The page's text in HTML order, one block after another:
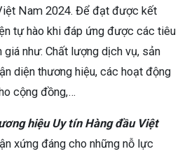
Nam 2024. Để đạt được kết
tự hào khi đáp ứng được các tiêu
giá như: Chất lượng dịch vụ, sản
diện thương hiệu, các hoạt động
cộng đồng,…
hiệu Uy tín Hàng đầu Việt
xứng đáng cho những nỗ lực